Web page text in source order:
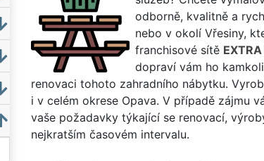
odborně, kvalitně a
nebo v okolí Vřesiny,
franchisové sítě
dopraví vám ho
renovaci tohoto zahradního nábytku.
i v celém okrese Opava. V případě zájmu
vaše požadavky týkající se renovací,
nejkratším časovém intervalu.